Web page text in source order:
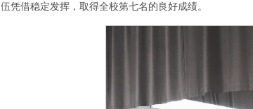
伍凭借稳定发挥，取得全校第七名的良好成绩。